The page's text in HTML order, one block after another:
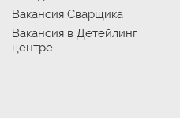
Вакансия Сварщика
Вакансия в Детейлинг
центре